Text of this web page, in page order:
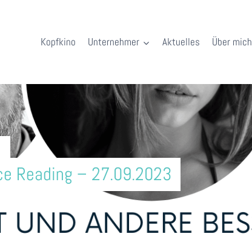
Kopfkino Unternehmer Aktuelles Über mich
Reading – 27.09.2023